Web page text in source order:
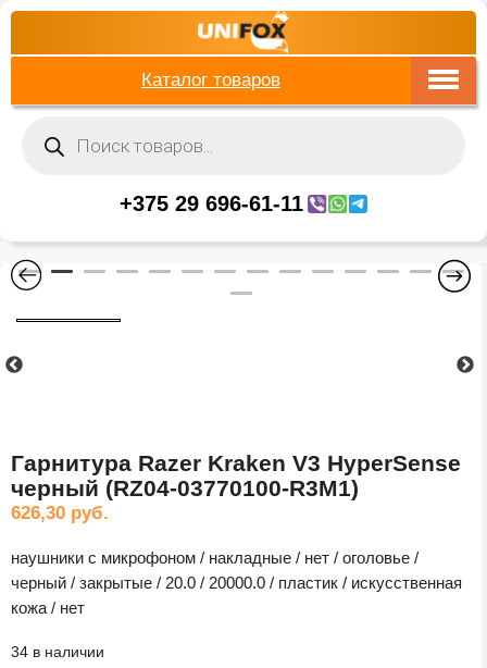
Каталог товаров
товаров
+375 29 696-61-11
Гарнитура Razer Kraken V3 HyperSense
черный (RZ04-03770100-R3M1)
626,30 руб.
наушники с микрофоном / накладные / нет / оголовье /
черный / закрытые / 20.0 / 20000.0 / пластик / искусственная
кожа / нет
34 в наличии